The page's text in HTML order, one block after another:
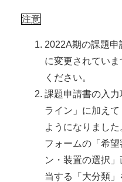
注意
2022A期の課題
に変更されてい
ください。
課題申請書の入
ライン」に加えて
ようになりまし
フォームの「希
ン・装置の選択
当する「大分類